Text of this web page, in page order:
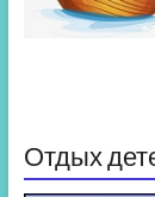
Отдых